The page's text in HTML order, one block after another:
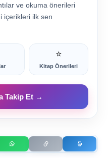
ve okuma önerileri
içerikleri ilk sen
⭐
Kitap Önerileri
Takip Et →